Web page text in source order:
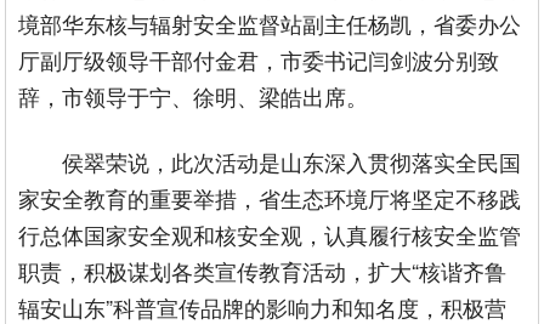
境部华东核与辐射安全监督站副主任杨凯，省委办公
厅副厅级领导干部付金君，市委书记闫剑波分别致
辞，市领导于宁、徐明、梁皓出席。
侯翠荣说，此次活动是山东深入贯彻落实全民国
家安全教育的重要举措，省生态环境厅将坚定不移践
行总体国家安全观和核安全观，认真履行核安全监管
职责，积极谋划各类宣传教育活动，扩大“核谐齐鲁
辐安山东”科普宣传品牌的影响力和知名度，积极营